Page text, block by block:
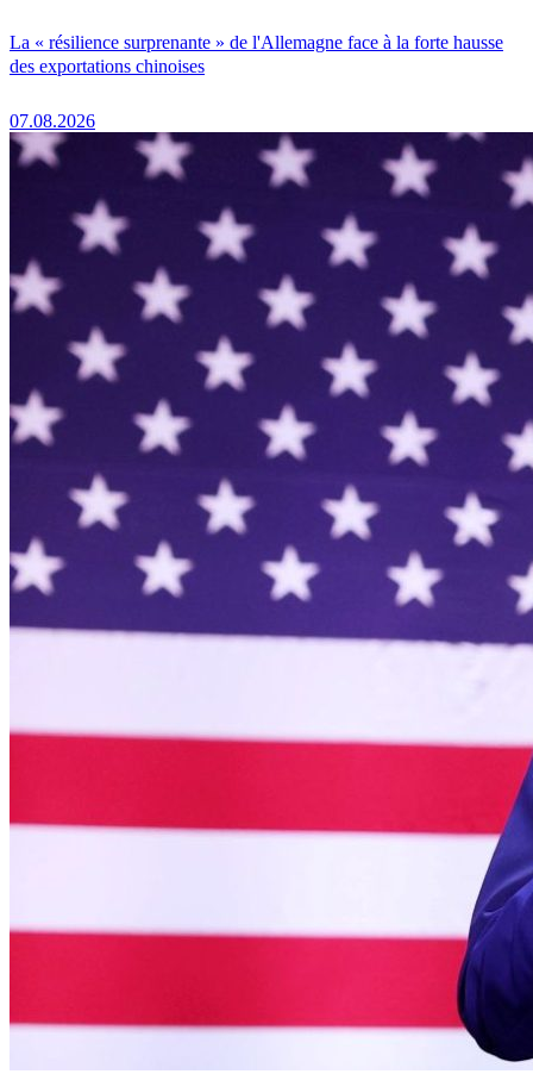
La « résilience surprenante » de l'Allemagne face à la forte hausse
des exportations chinoises
07.08.2026